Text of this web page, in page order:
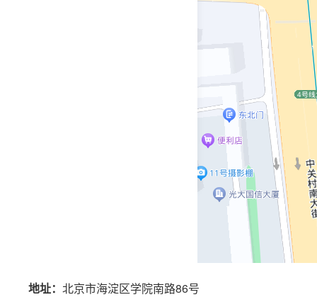
地址： 北京市海淀区学院南路86号